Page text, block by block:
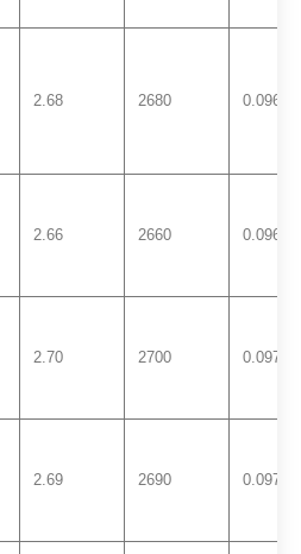
2.68 2680 0.0968
2.66 2660 0.0961
2.70 2700 0.0975
2.69 2690 0.0972